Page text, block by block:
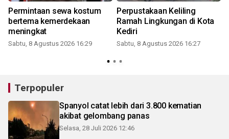
Permintaan sewa kostum
bertema kemerdekaan
meningkat
Sabtu, 8 Agustus 2026 16:29
Perpustakaan Keliling
Ramah Lingkungan di Kota
Kediri
Sabtu, 8 Agustus 2026 16:27
Terpopuler
Spanyol catat lebih dari 3.800 kematian
akibat gelombang panas
Selasa, 28 Juli 2026 12:46